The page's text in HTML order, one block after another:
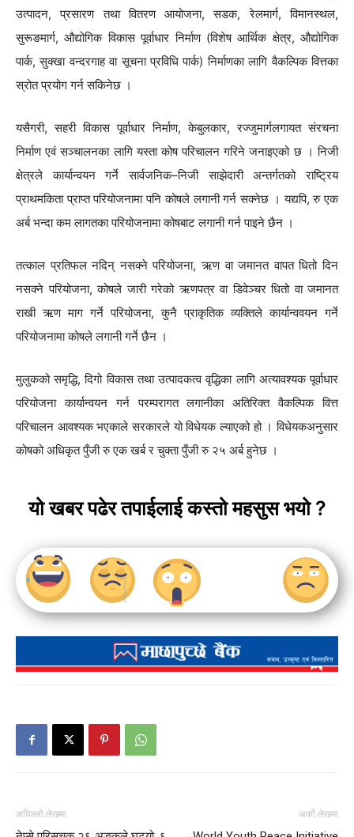
उत्पादन, प्रसारण तथा वितरण आयोजना, सडक, रेलमार्ग, विमानस्थल,
सुरूङमार्ग, औद्योगिक विकास पूर्वाधार निर्माण (विशेष आर्थिक क्षेत्र, औद्योगिक
पार्क, सुक्खा वन्दरगाह वा सूचना प्रविधि पार्क) निर्माणका लागि वैकल्पिक वित्तका
स्रोत प्रयोग गर्न सकिनेछ ।
यसैगरी, सहरी विकास पूर्वाधार निर्माण, केबुलकार, रज्जुमार्गलगायत संरचना
निर्माण एवं सञ्चालनका लागि यस्ता कोष परिचालन गरिने जनाइएको छ । निजी
क्षेत्रले कार्यान्वयन गर्ने सार्वजनिक–निजी साझेदारी अन्तर्गतको राष्ट्रिय
प्राथमकिता प्राप्त परियोजनामा पनि कोषले लगानी गर्न सक्नेछ । यद्यपि, रु एक
अर्ब भन्दा कम लागतका परियोजनामा कोषबाट लगानी गर्न पाइने छैन ।
तत्काल प्रतिफल नदिन् नसक्ने परियोजना, ऋण वा जमानत वापत धितो दिन
नसक्ने परियोजना, कोषले जारी गरेको ऋणपत्र वा डिवेञ्चर धितो वा जमानत
राखी ऋण माग गर्ने परियोजना, कुनै प्राकृतिक व्यक्तिले कार्यान्ववयन गर्ने
परियोजनामा कोषले लगानी गर्ने छैन ।
मुलुकको समृद्धि, दिगो विकास तथा उत्पादकत्व वृद्धिका लागि अत्यावश्यक पूर्वाधार
परियोजना कार्यान्वयन गर्न परम्परागत लगानीका अतिरिक्त वैकल्पिक वित्त
परिचालन आवश्यक भएकाले सरकारले यो विधेयक ल्याएको हो । विधेयकअनुसार
कोषको अधिकृत पुँजी रु एक खर्ब र चुक्ता पुँजी रु २५ अर्ब हुनेछ ।
यो खबर पढेर तपाईलाई कस्तो महसुस भयो ?
अघिल्लो लेखमा अर्को लेखमा